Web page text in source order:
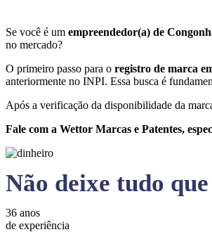
Se você é um empreendedor(a) de
no mercado?
O primeiro passo para o registro de marca
anteriormente no INPI. Essa busca é
Após a verificação da disponibilidade da
Fale com a Wettor Marcas e Patentes,
Não deixe tudo
36 anos
de experiência